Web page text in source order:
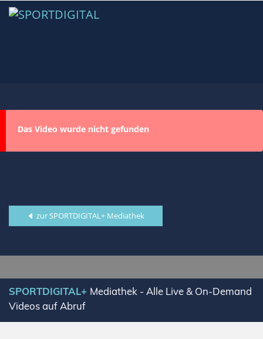
Das Video wurde nicht gefunden
zur SPORTDIGITAL+ Mediathek
SPORTDIGITAL+ Mediathek - Alle Live & On-Demand
Videos auf Abruf